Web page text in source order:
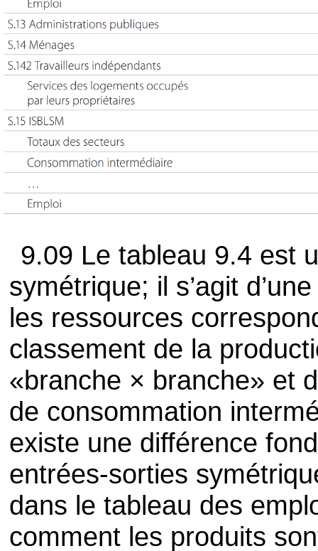
9.09 Le tableau 9.4 est
symétrique; il s’agit
les ressources
classement de la
«branche × branche» et
de consommation
existe une différence
entrées-sorties
dans le tableau des
comment les produits